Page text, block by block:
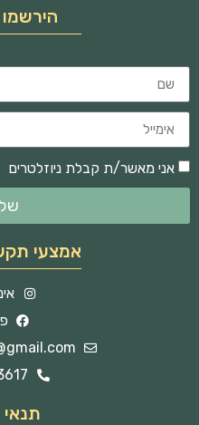
הירשמו
אני מאשר/ת קבלת ניוזלטרים
אמצעי